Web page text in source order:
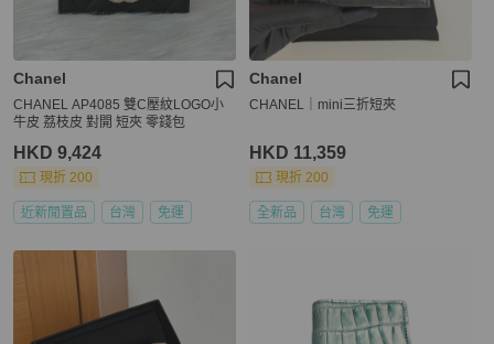
Chanel
CHANEL AP4085 雙C壓紋LOGO小
牛皮 荔枝皮 對開 短夾 零錢包
HKD 9,424
現折 200
近新閒置品 台灣 免運
Chanel
CHANEL｜mini三折短夾
HKD 11,359
現折 200
全新品 台灣 免運